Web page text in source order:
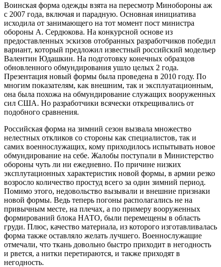
Воинская форма одежды взята на пересмотр Минобороны аж
с 2007 года, включая и парадную. Основная инициатива
исходила от занимающего на тот момент пост министра
обороны А. Сердюкова. На конкурсной основе из
предоставленных эскизов отобранных разработчиков победил
вариант, который предложил известный российский модельер
Валентин Юдашкин. На подготовку конечных образцов
обновленного обмундирования ушло целых 2 года.
Презентация новый формы была проведена в 2010 году. По
многим показателям, как внешним, так и эксплуатационным,
она была похожа на обмундирование служащих вооруженных
сил США. Но разработчики всячески открещивались от
подобного сравнения.
Российская форма на зимний сезон вызвала множество
нелестных откликов со стороны как специалистов, так и
самих военнослужащих, кому приходилось испытывать новое
обмундирование на себе. Жалобы поступали в Министерство
обороны чуть ли ни ежедневно. По причине низких
эксплутационных характеристик новой формы, в армии резко
возросло количество простуд всего за один зимний период.
Помимо этого, недовольство вызывали и внешние признаки
новой формы. Ведь теперь погоны располагались не на
привычным месте, на плечах, а по примеру вооруженных
формирований блока НАТО, были перемещены в область
груди. Плюс, качество материала, из которого изготавливалась
форма также оставляло желать лучшего. Военнослужащие
отмечали, что ткань довольно быстро приходит в негодность
и рвется, а нитки перетираются, и также приходят в
негодность.